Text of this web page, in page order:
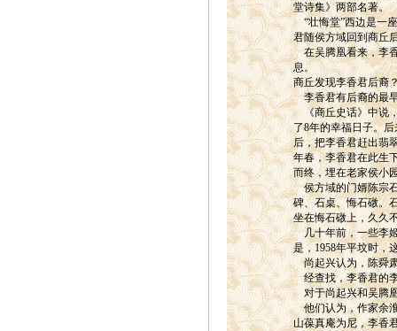
堂诗集》两部名著。
“壮悔堂”西边是一座
君随侯方域回到商丘
在吴腾凰看来，李香
息。
商丘发现李香君后裔
李香君有后裔的最早
《商丘史话》中说，
了8年的幸福日子。
后，把李香君赶出翡
年春，李香君在此生
而终，埋在老家侯小
侯方域的门婿陈宗石
碑、石桌、悔石礅。
坐在悔石礅上，久久
几十年前，一些李姬
是，1958年平坟时，
尚起兴认为，陈舜肃
经查找，李香君的李
对于尚起兴和吴腾
他们认为，作家余淮
山葆真庵为尼，李香